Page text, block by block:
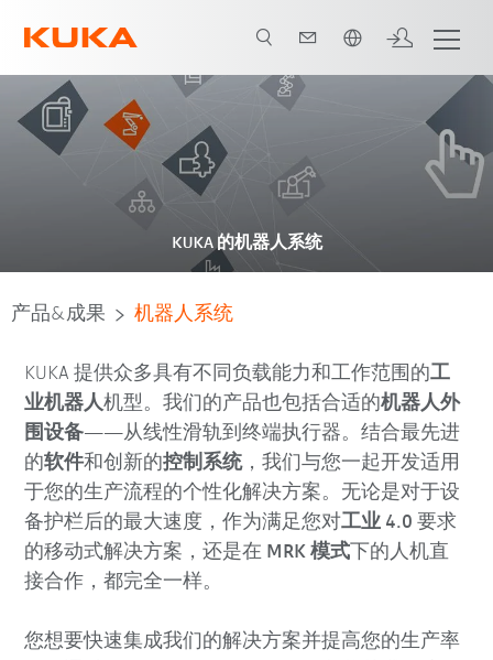
KUKA 的机器人系统
产品&成果 机器人系统
KUKA 提供众多具有不同负载能力和工作范围的工
业机器人机型。我们的产品也包括合适的机器人外
围设备——从线性滑轨到终端执行器。结合最先进
的软件和创新的控制系统，我们与您一起开发适用
于您的生产流程的个性化解决方案。无论是对于设
备护栏后的最大速度，作为满足您对工业 4.0 要求
的移动式解决方案，还是在 MRK 模式 下的人机直
接合作，都完全一样。
您想要快速集成我们的解决方案并提高您的生产率